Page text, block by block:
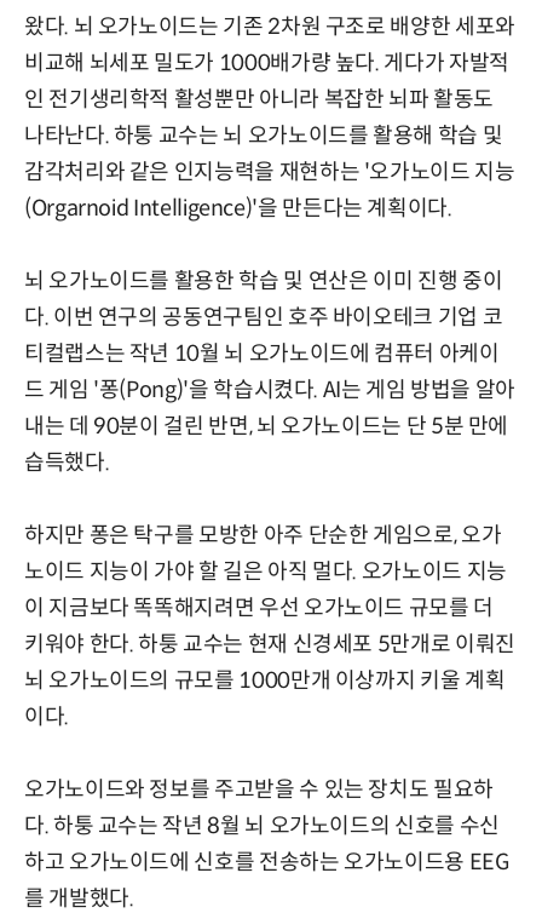
왔다. 뇌 오가노이드는 기존 2차원 구조로 배양한 세포와
비교해 뇌세포 밀도가 1000배가량 높다. 게다가 자발적
인 전기생리학적 활성뿐만 아니라 복잡한 뇌파 활동도
나타난다. 하퉁 교수는 뇌 오가노이드를 활용해 학습 및
감각처리와 같은 인지능력을 재현하는 '오가노이드 지능
(Orgarnoid Intelligence)'을 만든다는 계획이다.
뇌 오가노이드를 활용한 학습 및 연산은 이미 진행 중이
다. 이번 연구의 공동연구팀인 호주 바이오테크 기업 코
티컬랩스는 작년 10월 뇌 오가노이드에 컴퓨터 아케이
드 게임 '퐁(Pong)'을 학습시켰다. AI는 게임 방법을 알아
내는 데 90분이 걸린 반면, 뇌 오가노이드는 단 5분 만에
습득했다.
하지만 퐁은 탁구를 모방한 아주 단순한 게임으로, 오가
노이드 지능이 가야 할 길은 아직 멀다. 오가노이드 지능
이 지금보다 똑똑해지려면 우선 오가노이드 규모를 더
키워야 한다. 하퉁 교수는 현재 신경세포 5만개로 이뤄진
뇌 오가노이드의 규모를 1000만개 이상까지 키울 계획
이다.
오가노이드와 정보를 주고받을 수 있는 장치도 필요하
다. 하퉁 교수는 작년 8월 뇌 오가노이드의 신호를 수신
하고 오가노이드에 신호를 전송하는 오가노이드용 EEG
를 개발했다.